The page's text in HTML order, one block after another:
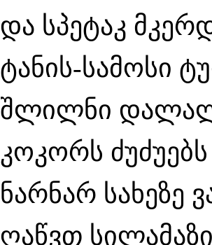
და სპეტაკ
ტანის-სამოსი
შლილნი
კოკორს
ნარნარ სახეზე
ღაწვთ